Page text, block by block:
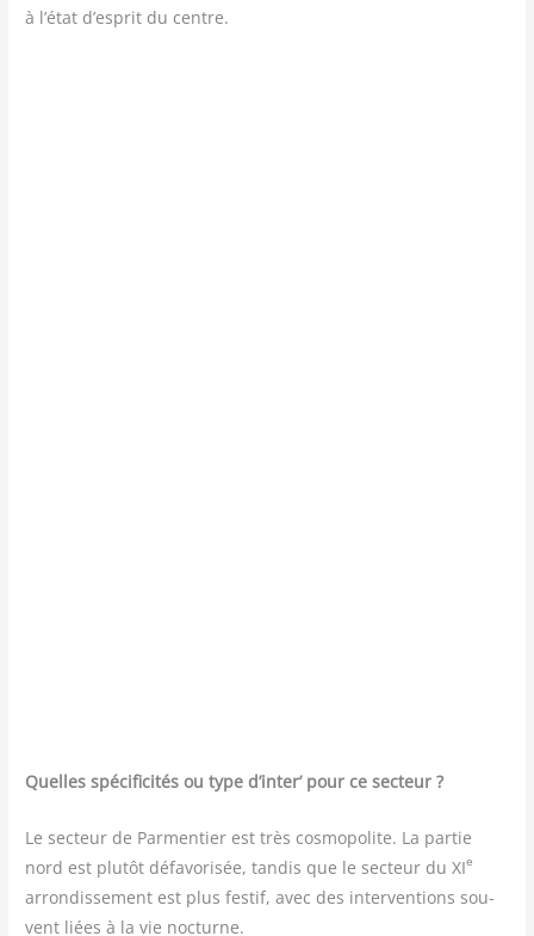
à l’état d’esprit du centre.
Quelles spé­ci­fi­ci­tés ou type d’inter’ pour ce secteur ?
Le sec­teur de Par­men­tier est très cos­mo­po­lite. La par­tie
nord est plu­tôt défa­vo­ri­sée, tan­dis que le sec­teur du XIe
arron­dis­se­ment est plus fes­tif, avec des inter­ven­tions sou­
vent liées à la vie nocturne.